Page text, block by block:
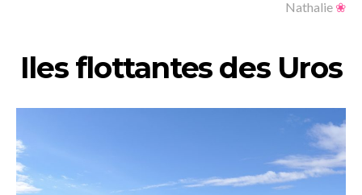
Nathalie ❀
Iles flottantes des Uros